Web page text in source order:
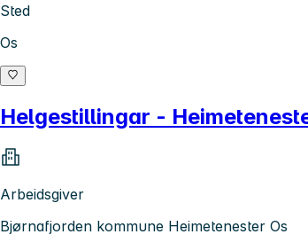
Sted
Os
Helgestillingar -
Arbeidsgiver
Bjørnafjorden kommune Heimetenester Os